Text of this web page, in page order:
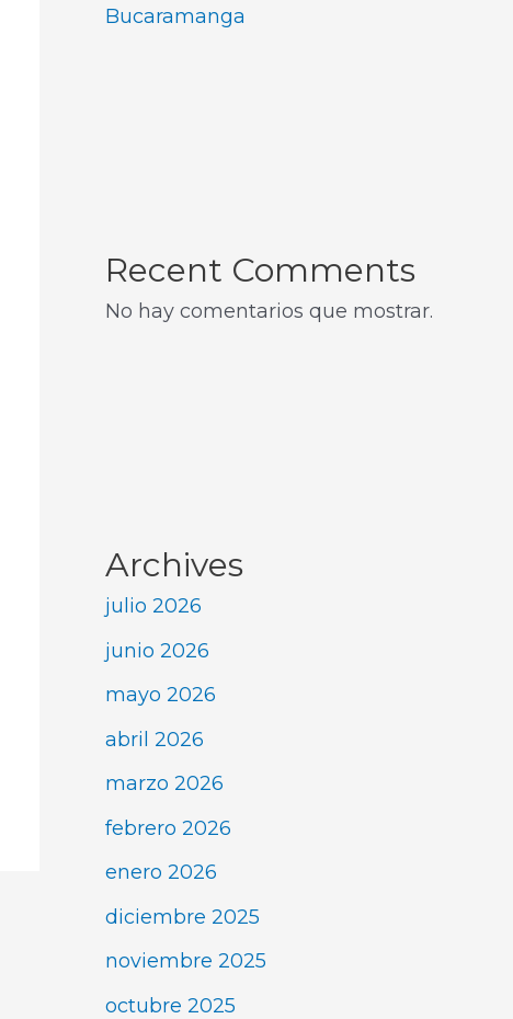
Bucaramanga
Recent Comments
No hay comentarios que mostrar.
Archives
julio 2026
junio 2026
mayo 2026
abril 2026
marzo 2026
febrero 2026
enero 2026
diciembre 2025
noviembre 2025
octubre 2025